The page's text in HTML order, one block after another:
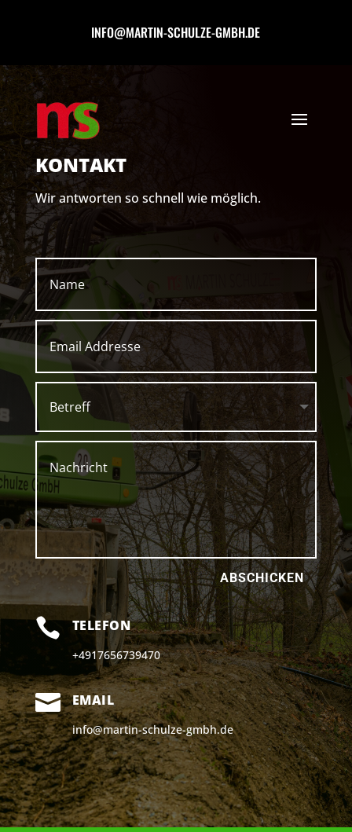
INFO@MARTIN-SCHULZE-GMBH.DE
KONTAKT
Wir antworten so schnell wie möglich.
ABSCHICKEN
 TELEFON
+4917656739470
 EMAIL
info@martin-schulze-gmbh.de